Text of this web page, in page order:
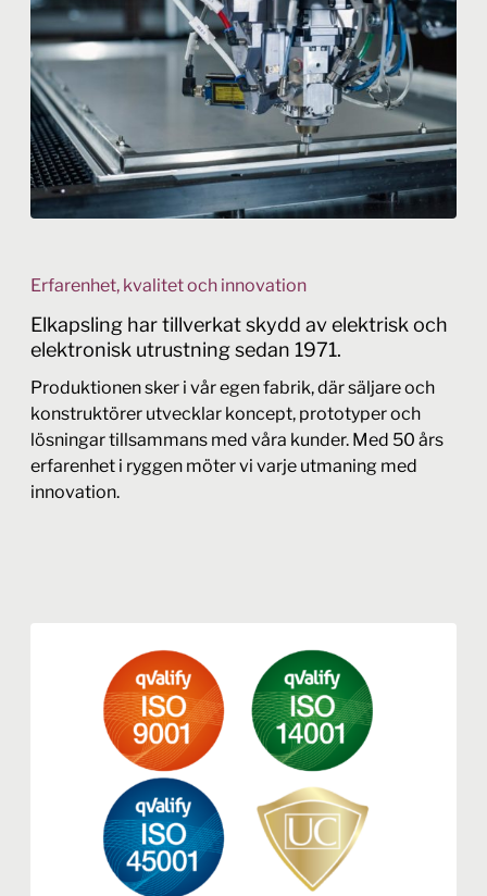
Erfarenhet, kvalitet och innovation
Elkapsling har tillverkat skydd av elektrisk och
elektronisk utrustning sedan 1971.
Produktionen sker i vår egen fabrik, där säljare och
konstruktörer utvecklar koncept, prototyper och
lösningar tillsammans med våra kunder. Med 50 års
erfarenhet i ryggen möter vi varje utmaning med
innovation.